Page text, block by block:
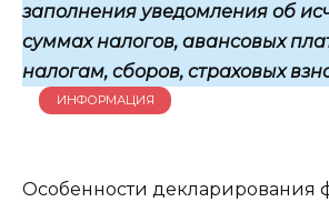
заполнения уведомления об
суммах налогов, авансовых
налогам, сборов, страховых
ИНФОРМАЦИЯ
Особенности декларирования